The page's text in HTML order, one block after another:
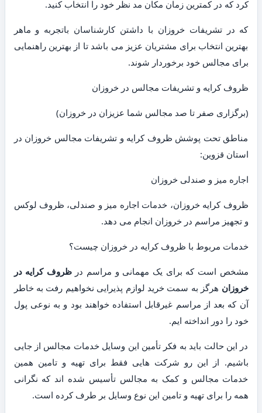
کرد که در کمترین زمان مکان مد نظر خود را انتخاب کنید.
که در تشریفات خروزان با داشتن کارشناسان باتجربه و ماهر
بهترین انتخاب برای مشتریان عزیز می باشد تا از بهترین راهنمایی
برای مجالس خود برخوردار شوند.
ظروف کرایه و تشریفات مجالس در خروزان
(برگزاری صفر تا صد مجالس شما عزیزان در خروزان)
مناطق تحت پوشش ظروف کرایه و تشریفات مجالس خروزان در
استان قزوین:
اجاره میز و صندلی خروزان
ظروف کرایه خروزان، خدمات اجاره میز و صندلی، ظروف لوکس
و تجهیز مراسم در خروزان انجام می دهد.
خدمات مربوط با ظروف کرایه در خروزان چیست؟
مشخص است که برای یک مهمانی و مراسم درظروف کرایه در
خروزان هرگز به سمت خرید لوازم پذیرایی نخواهیم رفت به خاطر
آن که بعد از مراسم غیرقابل استفاده خواهند بود و به نوعی پول
خود را دور انداخته ایم.
در این حالت باید به فکر تأمین این وسایل خدمات مجالس از جایی
باشیم. از این رو شرکت هایی فقط برای تهیه و تامین همین
خدمات مجالس و کمک به مجالس تأسیس شده اند که نگرانی
همه را برای تهیه و تامین این نوع وسایل بر طرف کرده است.